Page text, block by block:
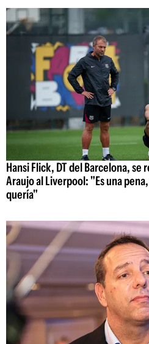
Hansi Flick, DT del Barcelona, se
Araujo al Liverpool: "Es una
quería"